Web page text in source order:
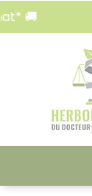
🚚 Frais
Panneau de